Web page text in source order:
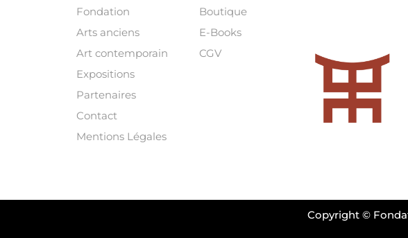
Fondation
Arts anciens
Art contemporain
Expositions
Partenaires
Contact
Mentions Légales
Boutique
E-Books
CGV
Copyright ©